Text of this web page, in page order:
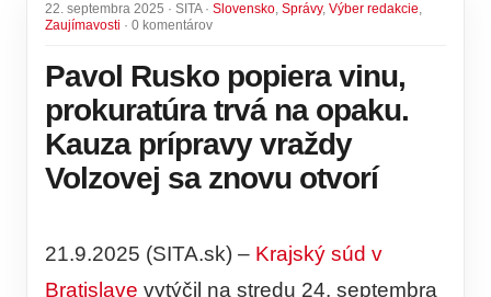
22. septembra 2025 · SITA · Slovensko, Správy, Výber redakcie,
Zaujímavosti · 0 komentárov
Pavol Rusko popiera vinu,
prokuratúra trvá na opaku.
Kauza prípravy vraždy
Volzovej sa znovu otvorí
21.9.2025 (SITA.sk) – Krajský súd v
Bratislave vytýčil na stredu 24. septembra